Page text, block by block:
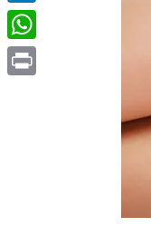
LinkedIn
WhatsApp